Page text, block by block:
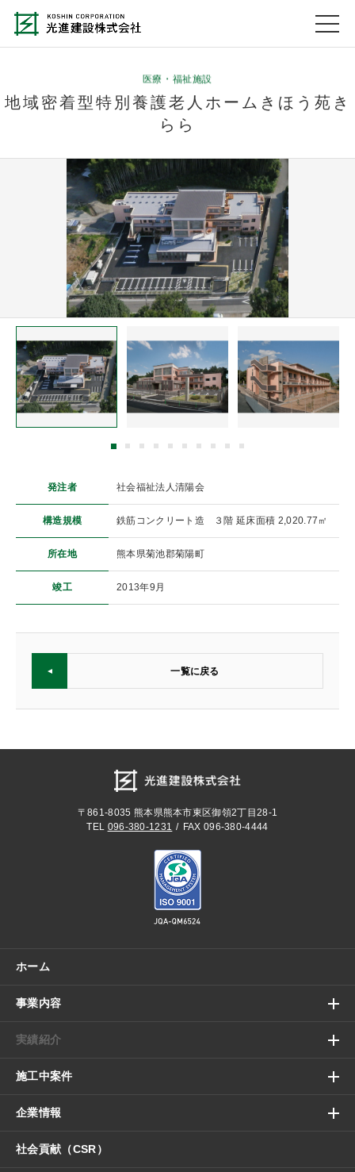
医療・福祉施設
地域密着型特別養護老人ホームきほう苑き
らら
発注者 社会福祉法人清陽会
構造規模 鉄筋コンクリート造 ３階 延床面積 2,020.77㎡
所在地 熊本県菊池郡菊陽町
竣工 2013年9月
一覧に戻る
〒861-8035 熊本県熊本市東区御領2丁目28-1
TEL 096-380-1231 FAX 096-380-4444
ホーム
事業内容
実績紹介
施工中案件
企業情報
社会貢献（CSR）